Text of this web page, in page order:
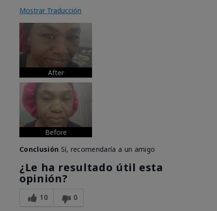
Mostrar Traducción
After
Before
Conclusión Sí, recomendaría a un amigo
¿Le ha resultado útil esta
opinión?
10 0